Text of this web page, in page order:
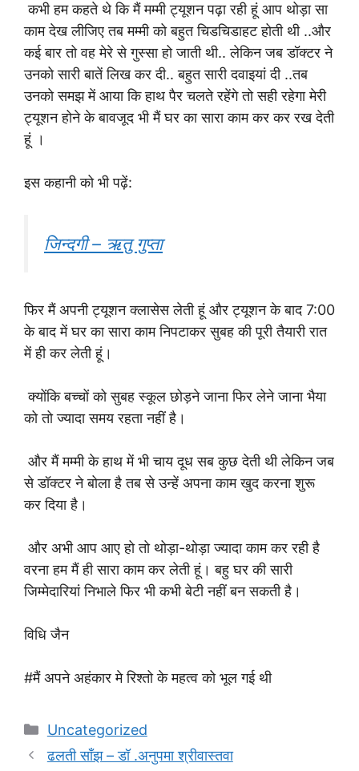
कभी हम कहते थे कि मैं मम्मी ट्यूशन पढ़ा रही हूं आप थोड़ा सा
काम देख लीजिए तब मम्मी को बहुत चिडचिडाहट होती थी ..और
कई बार तो वह मेरे से गुस्सा हो जाती थी.. लेकिन जब डॉक्टर ने
उनको सारी बातें लिख कर दी.. बहुत सारी दवाइयां दी ..तब
उनको समझ में आया कि हाथ पैर चलते रहेंगे तो सही रहेगा मेरी
ट्यूशन होने के बावजूद भी मैं घर का सारा काम कर कर रख देती
हूं ।
इस कहानी को भी पढ़ें:
जिन्दगी – ऋतु गुप्ता
फिर मैं अपनी ट्यूशन क्लासेस लेती हूं और ट्यूशन के बाद 7:00
के बाद में घर का सारा काम निपटाकर सुबह की पूरी तैयारी रात
में ही कर लेती हूं।
क्योंकि बच्चों को सुबह स्कूल छोड़ने जाना फिर लेने जाना भैया
को तो ज्यादा समय रहता नहीं है।
और मैं मम्मी के हाथ में भी चाय दूध सब कुछ देती थी लेकिन जब
से डॉक्टर ने बोला है तब से उन्हें अपना काम खुद करना शुरू
कर दिया है।
और अभी आप आए हो तो थोड़ा-थोड़ा ज्यादा काम कर रही है
वरना हम मैं ही सारा काम कर लेती हूं। बहु घर की सारी
जिम्मेदारियां निभाले फिर भी कभी बेटी नहीं बन सकती है।
विधि जैन
#मैं अपने अहंकार मे रिश्तो के महत्व को भूल गई थी
Categories
Uncategorized
ढलती साँझ – डॉ .अनुपमा श्रीवास्तवा